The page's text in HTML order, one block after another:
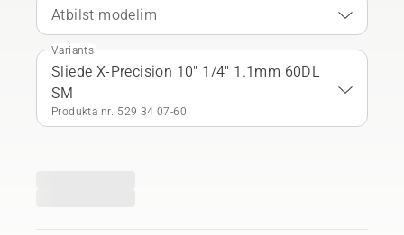
Atbilst modelim
Variants
Sliede X-Precision 10" 1/4" 1.1mm 60DL
SM
Produkta nr. 529 34 07‑60